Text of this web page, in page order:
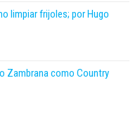
limpiar frijoles; por Hugo
Zambrana como Country